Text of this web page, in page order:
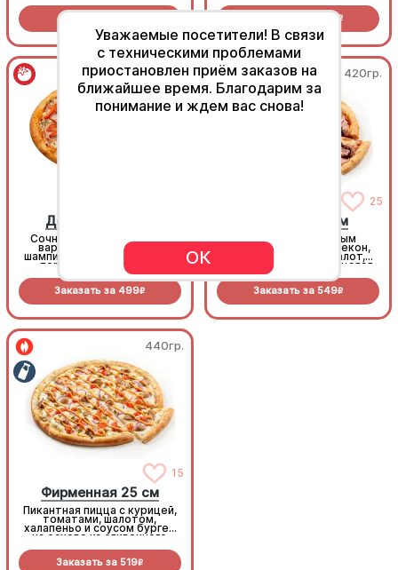
Заказать за 549R
430гр.
Домашняя 25см
Сочная пицца с копчёно-
варёным карбонадом,
шампиньонами, болгарским
перцем и томатами с
зеленью под моцареллой
Заказать за 499R
420гр.
25
Барбекю 25 см
Пицца с насыщенным
вкусом: хрустящий бекон,
сладковатый лук шалот,
томатный соус, тянущаяся
моцарелла и дымный
прянный соус барбекю.
Заказать за 549R
440гр.
15
Фирменная 25 см
Пикантная пицца с курицей,
томатами, шалотом,
халапеньо и соусом бургер
на основе из сливочного
Заказать за 519R
Уважаемые посетители! В связи
с техническими проблемами
приостановлен приём заказов на
ближайшее время. Благодарим за
понимание и ждем вас снова!
ОК